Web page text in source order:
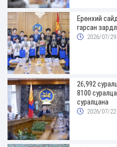
Ерөнхий
гарсан
2026/07/29
26,992
8100
суралцана
2026/07/22